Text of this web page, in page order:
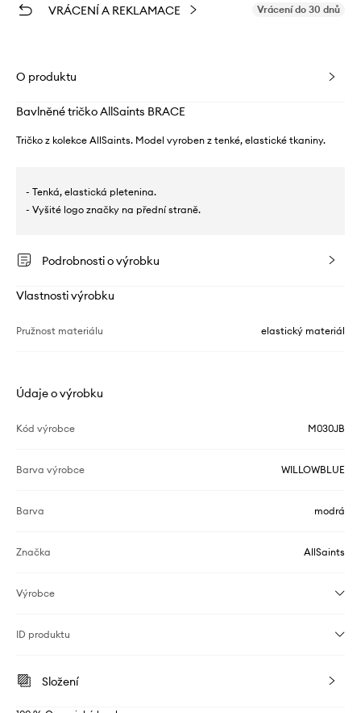
VRÁCENÍ A REKLAMACE Vrácení do 30 dnů
O produktu
Bavlněné tričko AllSaints BRACE
Tričko z kolekce AllSaints. Model vyroben z tenké, elastické tkaniny.
- Tenká, elastická pletenina.
- Vyšité logo značky na přední straně.
Podrobnosti o výrobku
Vlastnosti výrobku
Pružnost materiálu elastický materiál
Údaje o výrobku
Kód výrobce M030JB
Barva výrobce WILLOWBLUE
Barva modrá
Značka AllSaints
Výrobce
ID produktu
Složení